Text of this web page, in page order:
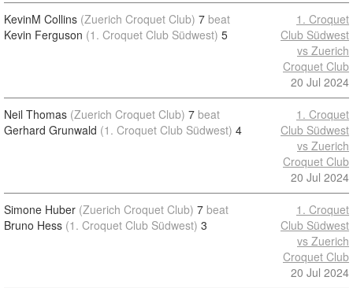
KevinM Collins (Zuerich Croquet Club) 7 beat
Kevin Ferguson (1. Croquet Club Südwest) 5
1. Croquet
Club Südwest
vs Zuerich
Croquet Club
20 Jul 2024
Neil Thomas (Zuerich Croquet Club) 7 beat
Gerhard Grunwald (1. Croquet Club Südwest) 4
1. Croquet
Club Südwest
vs Zuerich
Croquet Club
20 Jul 2024
Simone Huber (Zuerich Croquet Club) 7 beat
Bruno Hess (1. Croquet Club Südwest) 3
1. Croquet
Club Südwest
vs Zuerich
Croquet Club
20 Jul 2024